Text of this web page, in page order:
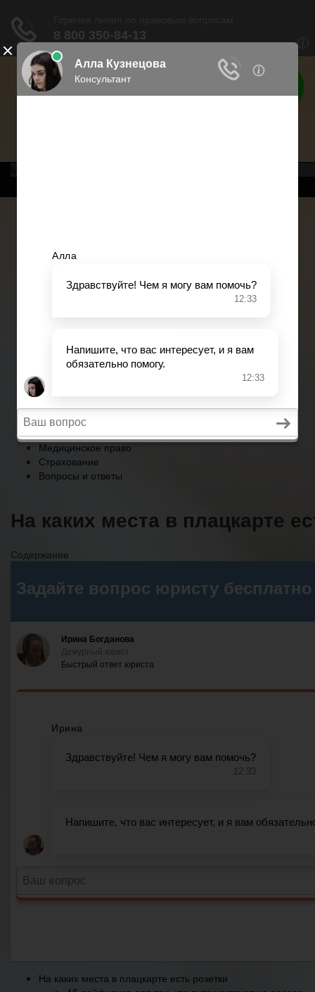
Права россиян
Вопросы и ответы
Главная
Военное право
Трудовое право
Медицинское право
Страхование
Вопросы и ответы
На каких места в плацкарте
Содержание
На каких места в плацкарте есть розетки